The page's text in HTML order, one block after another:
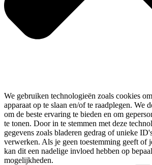
We gebruiken technologieën zoals cookies
apparaat op te slaan en/of te raadplegen. We
om de beste ervaring te bieden en om
te tonen. Door in te stemmen met deze
gegevens zoals bladeren gedrag of unieke
verwerken. Als je geen toestemming geeft of
kan dit een nadelige invloed hebben op
mogelijkheden.